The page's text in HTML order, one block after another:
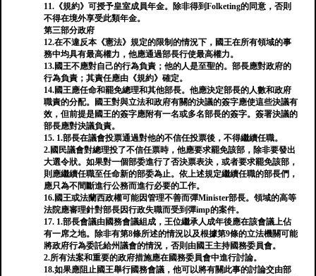
11.《規約》可授予皇室成員年金。除非得到Folketing的同意，否則
不得在境外享受此類年金。
第三部分政府
12.在不違反本《憲法》規定的限制的情況下，國王在所有領域的事
務中均具有最高權力，他應通過部長行使最高權力。
13.國王不應對自己的行為負責；他的人是至聖的。部長應對政府的
行為負責；其責任應由《規約》確定。
14.國王應任命和罷免總理和其他部長。他應決定部長的人數和政府
職責的分配。國王對與立法和政府有關的決議的簽字應使這些決議有
效，但前提是國王的簽字應附有一名或多名部長的簽字。簽署決議的
部長應對決議負責。
15. 1.部長在議會投票通過對他的不信任投票後，不得繼續任職。
2.國民議會對總理投了不信任票時，他應要求罷免該部，除非要發出
大選令狀。如果對一個部委進行了否決票表決，或者要求罷免該部，
則應繼續任職至任命新的部委為止。依上述規定繼續任職的部長們，
應只為不間斷進行公務而進行必要的工作。
16.國王或法蘭西政權可能因管理不善而彈Minister部長。領域的高等
法院應審理針對部長因行政失職而受到彈imp的案件。
17. 1.部長會議由國務會議組成，王位繼承人成年後應在該會議上佔
有一席之地。除非有第8條所述的情況以及根據第9條的立法機關可能
將政府行為委託給州議會的情況，否則由國王主持國務委員會。
2.所有法案和重要的政府措施應在國務委員會中進行討論。
18.如果應阻止國王舉行國務會議，他可以將有關此事的討論交由部